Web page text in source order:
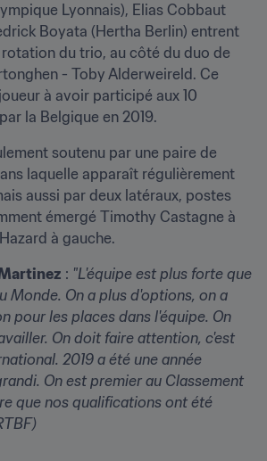
Lyonnais), Elias Cobbaut
Boyata (Hertha Berlin) entrent
du trio, au côté du duo de
- Toby Alderweireld. Ce
à avoir participé aux 10
la Belgique en 2019.
soutenu par une paire de
laquelle apparaît régulièrement
aussi par deux latéraux, postes
émergé Timothy Castagne à
à gauche.
Martinez : "L'équipe est plus forte que
Monde. On a plus d'options, on a
pour les places dans l'équipe. On
On doit faire attention, c'est
2019 a été une année
On est premier au Classement
que nos qualifications ont été